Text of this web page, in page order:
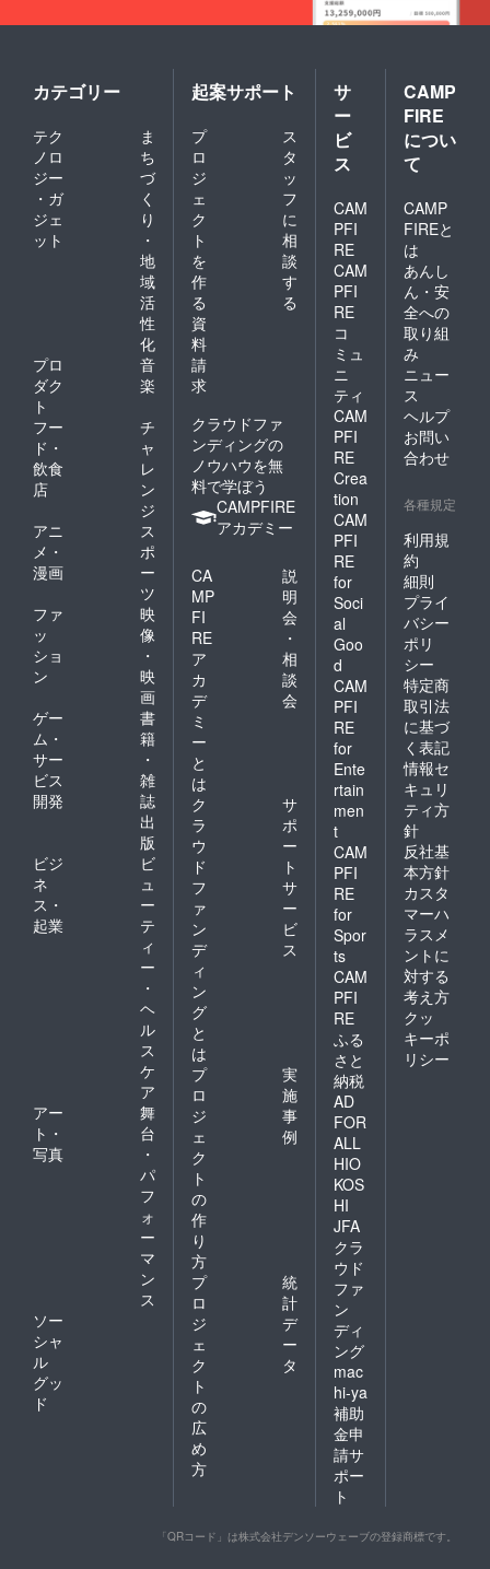
カテゴリー
テク
ノロ
ジー
・ガ
ジェ
ット
ま
ち
づ
く
り
・
地
域
活
性
化
プロ
ダク
ト
音
楽
フー
ド・
飲食
店
チ
ャ
レ
ン
ジ
アニ
メ・
漫画
ス
ポ
ー
ツ
ファ
ッ
ショ
ン
映
像
・
映
画
ゲー
ム・
サー
ビス
開発
書
籍
・
雑
誌
出
版
ビジ
ネ
ス・
起業
ビ
ュ
ー
テ
ィ
ー
・
ヘ
ル
ス
ケ
ア
アー
ト・
写真
舞
台
・
パ
フ
ォ
ー
マ
ン
ス
ソー
シャ
ル
グッ
ド
起案サポート
プ
ロ
ジ
ェ
ク
ト
を
作
る
ス
タ
ッ
フ
に
相
談
す
る
資
料
請
求
クラウドファ
ンディングの
ノウハウを無
料で学ぼう
CAMPFIRE
アカデミー
CA
MP
FI
RE
ア
カ
デ
ミ
ー
と
は
説
明
会
・
相
談
会
ク
ラ
ウ
ド
フ
ァ
ン
デ
ィ
ン
グ
と
は
サ
ポ
ー
ト
サ
ー
ビ
ス
プ
ロ
ジ
ェ
ク
ト
の
作
り
方
実
施
事
例
プ
ロ
ジ
ェ
ク
ト
の
広
め
方
統
計
デ
ー
タ
サ
ー
ビ
ス
CAM
PFI
RE
CAM
PFI
RE
コ
ミュ
ニ
ティ
CAM
PFI
RE
Crea
tion
CAM
PFI
RE
for
Soci
al
Goo
d
CAM
PFI
RE
for
Ente
rtain
men
t
CAM
PFI
RE
for
Spor
ts
CAM
PFI
RE
ふる
さと
納税
AD
FOR
ALL
HIO
KOS
HI
JFA
クラ
ウド
ファ
ン
ディ
ング
mac
hi-ya
補助
金申
請サ
ポー
ト
CAMP
FIRE
につい
て
CAMP
FIREと
は
あんし
ん・安
全への
取り組
み
ニュー
ス
ヘルプ
お問い
合わせ
各種規定
利用規
約
細則
プライ
バシー
ポリ
シー
特定商
取引法
に基づ
く表記
情報セ
キュリ
ティ方
針
反社基
本方針
カスタ
マーハ
ラスメ
ントに
対する
考え方
クッ
キーポ
リシー
「QRコード」は株式会社デンソーウェーブの登録商標です。